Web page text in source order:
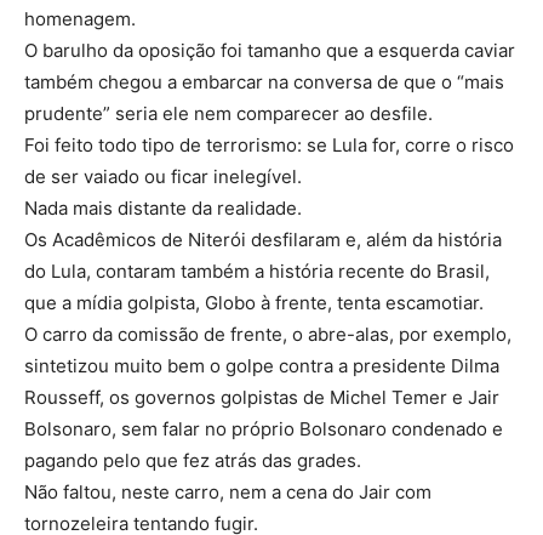
homenagem.
O barulho da oposição foi tamanho que a esquerda caviar
também chegou a embarcar na conversa de que o “mais
prudente” seria ele nem comparecer ao desfile.
Foi feito todo tipo de terrorismo: se Lula for, corre o risco
de ser vaiado ou ficar inelegível.
Nada mais distante da realidade.
Os Acadêmicos de Niterói desfilaram e, além da história
do Lula, contaram também a história recente do Brasil,
que a mídia golpista, Globo à frente, tenta escamotiar.
O carro da comissão de frente, o abre-alas, por exemplo,
sintetizou muito bem o golpe contra a presidente Dilma
Rousseff, os governos golpistas de Michel Temer e Jair
Bolsonaro, sem falar no próprio Bolsonaro condenado e
pagando pelo que fez atrás das grades.
Não faltou, neste carro, nem a cena do Jair com
tornozeleira tentando fugir.